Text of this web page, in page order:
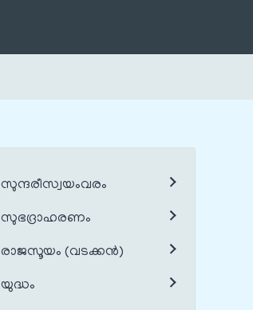
സുന്ദരീസ്വയംവരം
സുഭദ്രാഹരണം
രാജസൂയം (വടക്കൻ)
യുദ്ധം